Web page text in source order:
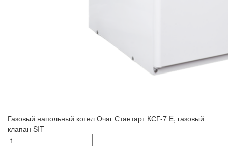
Газовый напольный котел Очаг Стантарт КСГ-7 E, газовый
клапан SIT